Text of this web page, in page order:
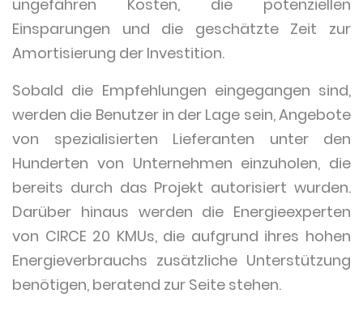
ungefähren Kosten, die potenziellen
Einsparungen und die geschätzte Zeit zur
Amortisierung der Investition.
Sobald die Empfehlungen eingegangen sind,
werden die Benutzer in der Lage sein, Angebote
von spezialisierten Lieferanten unter den
Hunderten von Unternehmen einzuholen, die
bereits durch das Projekt autorisiert wurden.
Darüber hinaus werden die Energieexperten
von CIRCE 20 KMUs, die aufgrund ihres hohen
Energieverbrauchs zusätzliche Unterstützung
benötigen, beratend zur Seite stehen.